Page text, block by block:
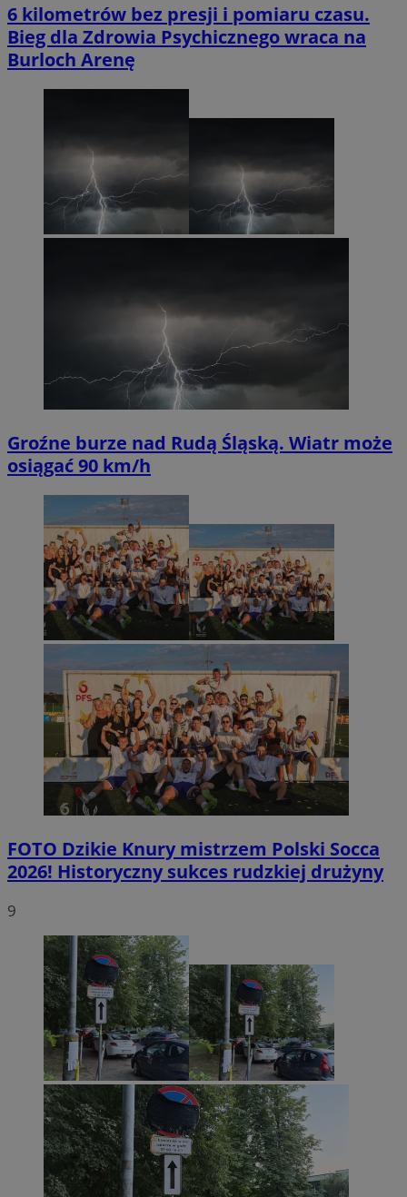
6 kilometrów bez presji i pomiaru czasu.
Bieg dla Zdrowia Psychicznego wraca na
Burloch Arenę
Groźne burze nad Rudą Śląską. Wiatr może
osiągać 90 km/h
FOTO Dzikie Knury mistrzem Polski Socca
2026! Historyczny sukces rudzkiej drużyny
9